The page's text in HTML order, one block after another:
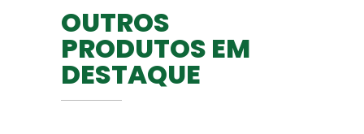
OUTROS
PRODUTOS EM
DESTAQUE